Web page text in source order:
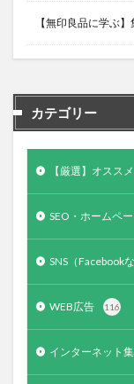
【無印良品に学ぶ
カテゴリー
【厳選】オスス
SEO・ホームペ
SNS（Facebook
WEB広告 116
インターネット